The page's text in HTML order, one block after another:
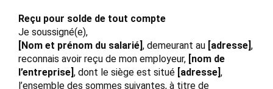
Reçu pour solde de tout compte
Je soussigné(e),
[Nom et prénom du salarié] , demeurant au [adresse] ,
reconnais avoir reçu de mon employeur, [nom de
l’entreprise] , dont le siège est situé [adresse] ,
l’ensemble des sommes suivantes, à titre de